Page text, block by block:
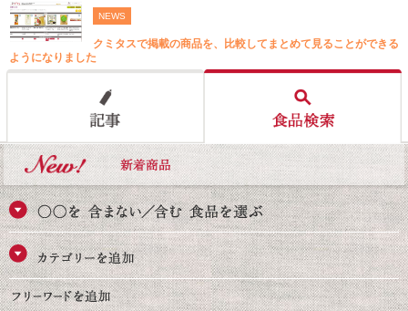
NEWS
クミタスで掲載の商品を、比較してまとめて見ることができる
ようになりました